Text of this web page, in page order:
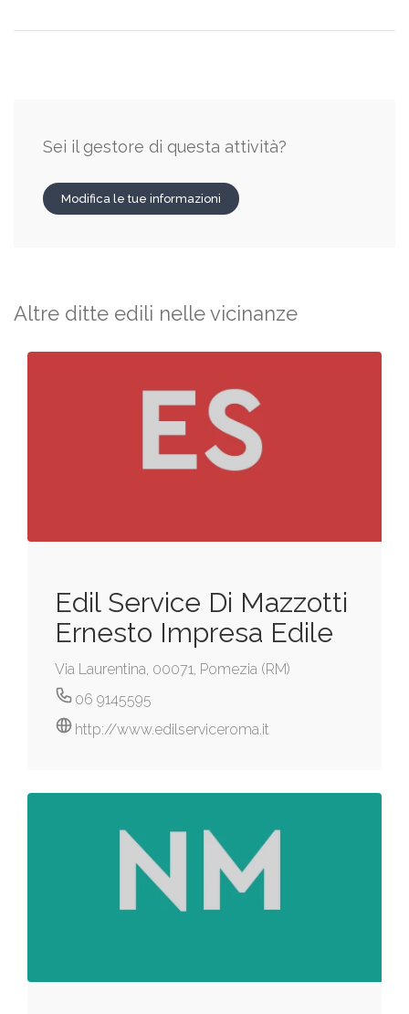
Sei il gestore di questa attività?
Modifica le tue informazioni
Altre ditte edili nelle vicinanze
Edil Service Di Mazzotti
Ernesto Impresa Edile
Via Laurentina, 00071, Pomezia (RM)
06 9145595
http://www.edilserviceroma.it